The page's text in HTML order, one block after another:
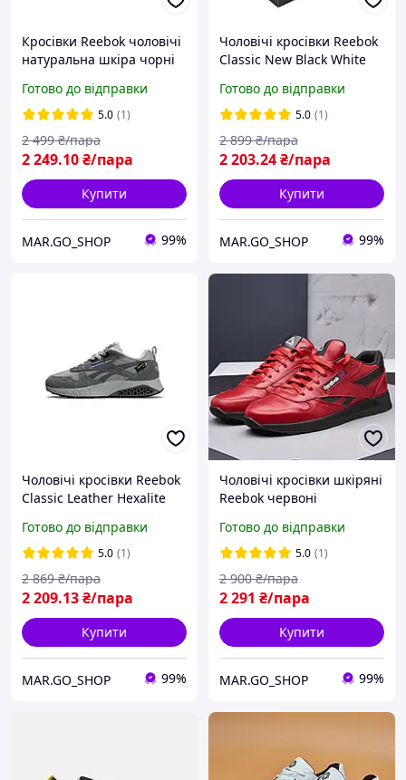
Кросівки Reebok чоловічі
натуральна шкіра чорні
Готово до відправки
5.0 (1)
2 249.10₴/пара
2 499 ₴/пара
Купити
MAR.GO_SHOP 99%
Чоловічі кросівки Reebok
Classic New Black White
Готово до відправки
5.0 (1)
2 203.24₴/пара
2 899 ₴/пара
Купити
MAR.GO_SHOP 99%
Чоловічі кросівки Reebok
Classic Leather Hexalite
Готово до відправки
5.0 (1)
2 209.13₴/пара
2 869 ₴/пара
Купити
MAR.GO_SHOP 99%
Чоловічі кросівки шкіряні
Reebok червоні
Готово до відправки
5.0 (1)
2 291 ₴/пара
2 900 ₴/пара
Купити
MAR.GO_SHOP 99%